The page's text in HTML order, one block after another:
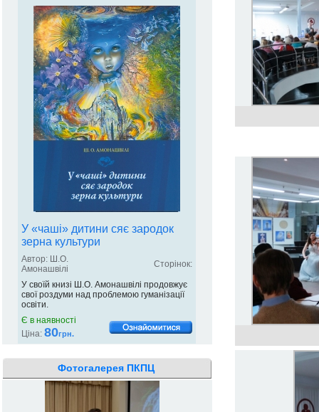
У «чаші» дитини сяє зародок
зерна культури
Автор: Ш.О.
Амонашвілі
Сторінок:
У своїй книзі Ш.О. Амонашвілі продовжує
свої роздуми над проблемою гуманізації
освіти.
Є в наявності
Ціна: 80грн.
Фотогалерея ПКПЦ